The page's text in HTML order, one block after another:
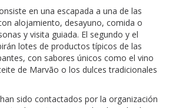
en una escapada a una de las
alojamiento, desayuno, comida o
y visita guiada. El segundo y el
lotes de productos típicos de las
con sabores únicos como el vino
de Marvão o los dulces tradicionales
sido contactados por la organización